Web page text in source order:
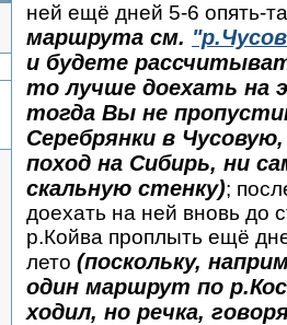
ней ещё дней 5-6 опять-
маршрута см.
и будете
то лучше доехать на
тогда Вы не
Серебрянки в
поход на Сибирь, ни
скальную стенку);
доехать на ней вновь до
р.Койва проплыть ещё
лето (поскольку,
один маршрут по
ходил, но речка,